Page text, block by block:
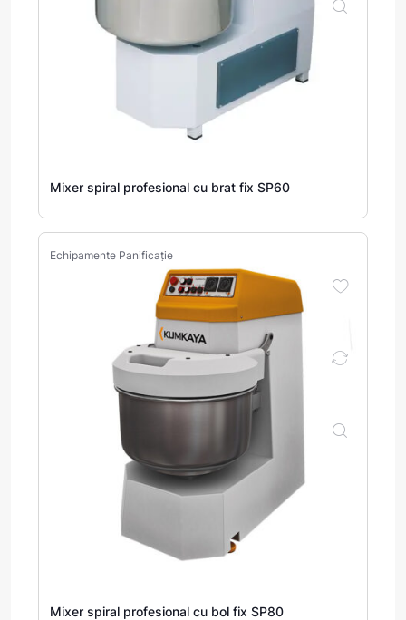
Mixer spiral profesional cu brat fix SP60
Echipamente Panificație
Mixer spiral profesional cu bol fix SP80